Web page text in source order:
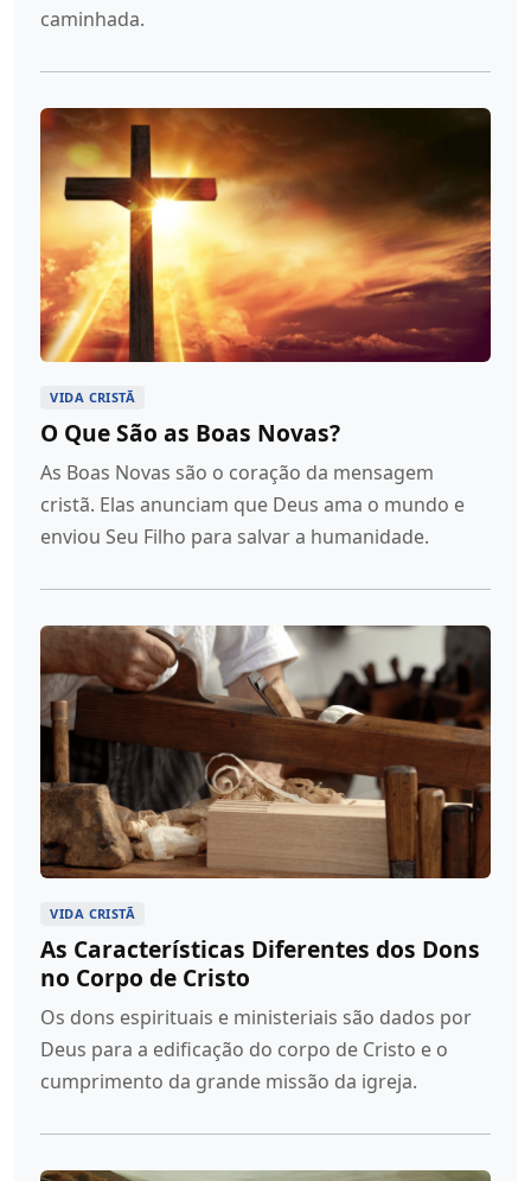
caminhada.
VIDA CRISTÃ
O Que São as Boas Novas?
As Boas Novas são o coração da mensagem
cristã. Elas anunciam que Deus ama o mundo e
enviou Seu Filho para salvar a humanidade.
VIDA CRISTÃ
As Características Diferentes dos Dons
no Corpo de Cristo
Os dons espirituais e ministeriais são dados por
Deus para a edificação do corpo de Cristo e o
cumprimento da grande missão da igreja.